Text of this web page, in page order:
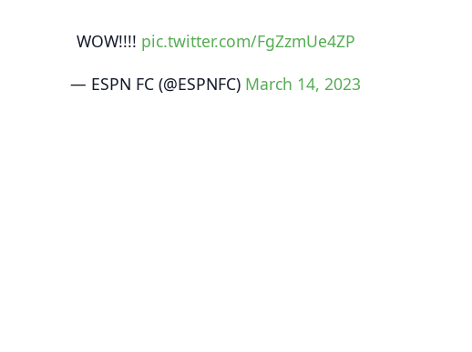
WOW!!!! pic.twitter.com/FgZzmUe4ZP
— ESPN FC (@ESPNFC) March 14, 2023